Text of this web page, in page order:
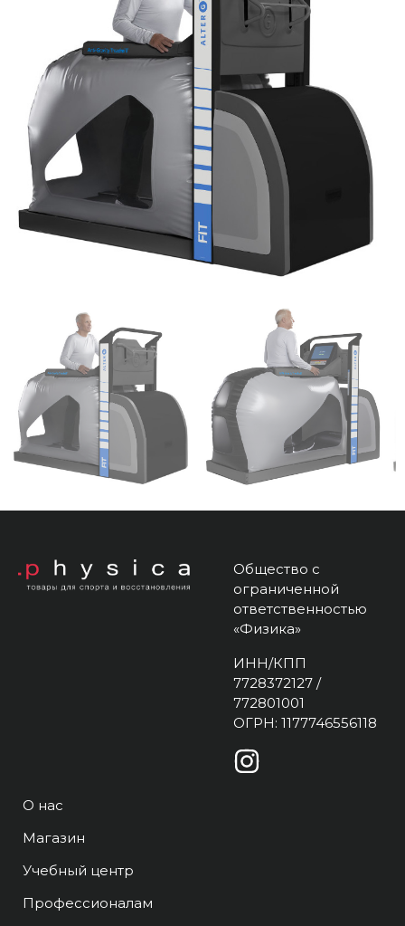
Общество с
ограниченной
ответственностью
«Физика»
ИНН/КПП
7728372127 /
772801001
ОГРН: 1177746556118
О нас
Магазин
Учебный центр
Профессионалам